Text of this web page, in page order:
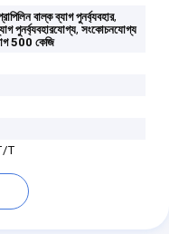
বাল্ক ব্যাগ পুনর্ব্যবহার,
পুনর্ব্যবহারযোগ্য,সংকোচনযোগ্য
500 কেজি
T